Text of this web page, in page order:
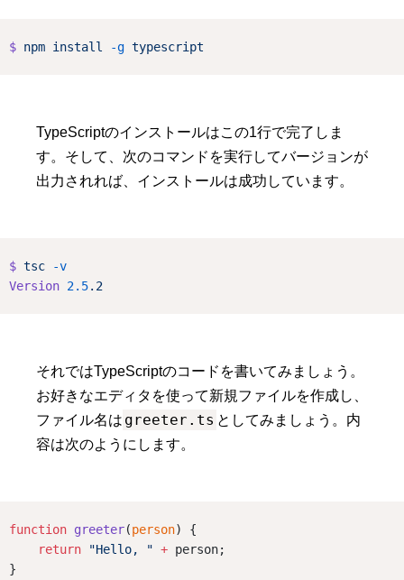
$ npm install -g typescript
TypeScriptのインストールはこの1行で完了しま
す。そして、次のコマンドを実行してバージョンが
出力されれば、インストールは成功しています。
$ tsc
-v
Version 2.5.2
それではTypeScriptのコードを書いてみましょう。
お好きなエディタを使って新規ファイルを作成し、
ファイル名は greeter.ts としてみましょう。内
容は次のようにします。
function greeter(person) {
return
"Hello, " + person;
}